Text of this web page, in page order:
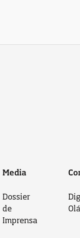
Media
Dossier
de
Imprensa